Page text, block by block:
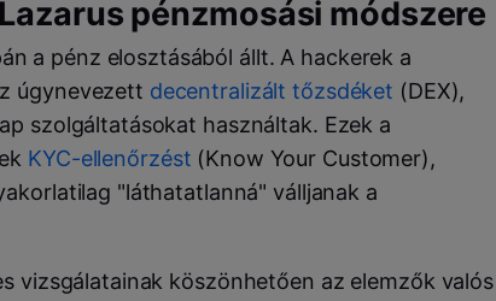
pénzmosási módszere
a pénz elosztásából állt. A hackerek a
úgynevezett decentralizált tőzsdéket (DEX),
szolgáltatásokat használtak. Ezek a
KYC-ellenőrzést (Know Your Customer),
"láthatatlanná" válljanak a
vizsgálatainak köszönhetően az elemzők valós